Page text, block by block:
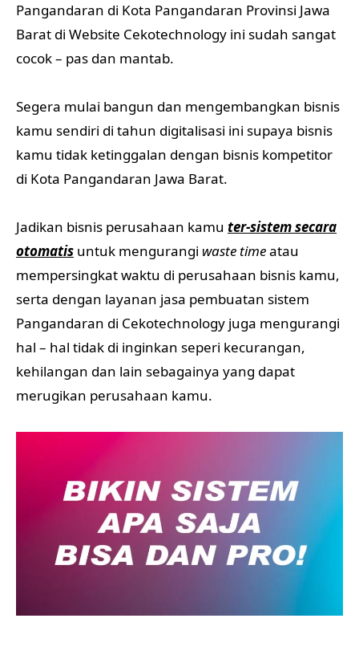
Pangandaran di Kota Pangandaran Provinsi Jawa
Barat di Website Cekotechnology ini sudah sangat
cocok – pas dan mantab.
Segera mulai bangun dan mengembangkan bisnis
kamu sendiri di tahun digitalisasi ini supaya bisnis
kamu tidak ketinggalan dengan bisnis kompetitor
di Kota Pangandaran Jawa Barat.
Jadikan bisnis perusahaan kamu ter-sistem secara
otomatis untuk mengurangi waste timeatau
mempersingkat waktu di perusahaan bisnis kamu,
serta dengan layanan jasa pembuatan sistem
Pangandaran di Cekotechnology juga mengurangi
hal – hal tidak di inginkan seperi kecurangan,
kehilangan dan lain sebagainya yang dapat
merugikan perusahaan kamu.